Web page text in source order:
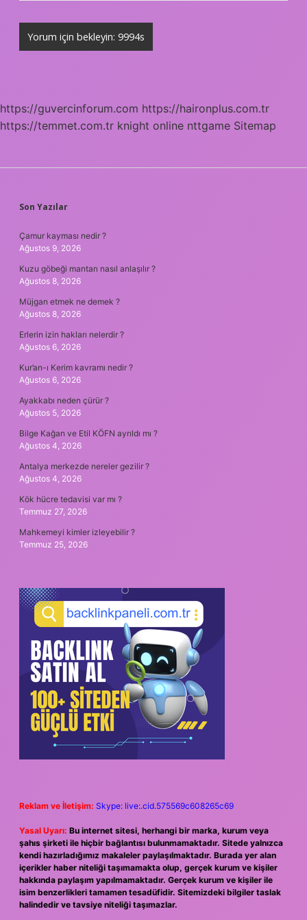
https://guvercinforum.com https://haironplus.com.tr
https://temmet.com.tr knight online nttgame Sitemap
SIDEBAR
Son Yazılar
Çamur kayması nedir ?
Ağustos 9, 2026
Kuzu göbeği mantarı nasıl anlaşılır ?
Ağustos 8, 2026
Müjgan etmek ne demek ?
Ağustos 8, 2026
Erlerin izin hakları nelerdir ?
Ağustos 6, 2026
Kur’an-ı Kerim kavramı nedir ?
Ağustos 6, 2026
Ayakkabı neden çürür ?
Ağustos 5, 2026
Bilge Kağan ve Etil KÖFN ayrıldı mı ?
Ağustos 4, 2026
Antalya merkezde nereler gezilir ?
Ağustos 4, 2026
Kök hücre tedavisi var mı ?
Temmuz 27, 2026
Mahkemeyi kimler izleyebilir ?
Temmuz 25, 2026
Reklam ve İletişim: Skype: live:.cid.575569c608265c69
Yasal Uyarı: Bu internet sitesi, herhangi bir marka, kurum veya
şahıs şirketi ile hiçbir bağlantısı bulunmamaktadır. Sitede yalnızca
kendi hazırladığımız makaleler paylaşılmaktadır. Burada yer alan
içerikler haber niteliği taşımamakta olup, gerçek kurum ve kişiler
hakkında paylaşım yapılmamaktadır. Gerçek kurum ve kişiler ile
isim benzerlikleri tamamen tesadüfidir. Sitemizdeki bilgiler taslak
halindedir ve tavsiye niteliği taşımazlar.